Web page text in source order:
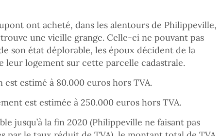
ont acheté, dans les alentours de Philippeville,
une vieille grange. Celle-ci ne pouvant pas
son état déplorable, les époux décident de la
logement sur cette parcelle cadastrale.
estimé à 80.000 euros hors TVA.
est estimée à 250.000 euros hors TVA.
jusqu’à la fin 2020 (Philippeville ne faisant pas